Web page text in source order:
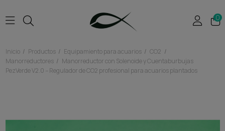
0
Inicio Productos Equipamiento para acuarios
CO2
Manorreductores
Manorreductor con Solenoide y Cuentaburbujas
PezVerde V2.0 – Regulador de CO2 profesional para acuarios plantados